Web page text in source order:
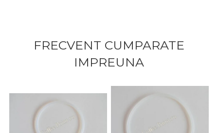
FRECVENT CUMPARATE
IMPREUNA